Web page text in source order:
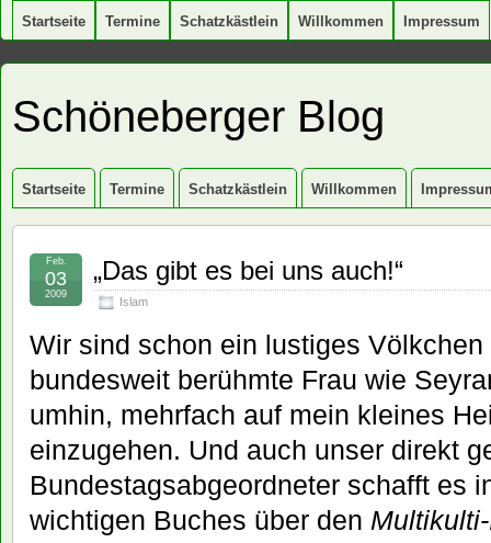
Startseite Termine Schatzkästlein Willkommen Impressum
Schöneberger Blog
Startseite Termine Schatzkästlein Willkommen
„Das gibt es bei uns auch!“
Islam
Feb.
03
2009
Wir sind schon ein lustiges
bundesweit berühmte Frau wie
umhin, mehrfach auf mein kleines
einzugehen. Und auch unser direkt
Bundestagsabgeordneter schafft es
wichtigen Buches über den